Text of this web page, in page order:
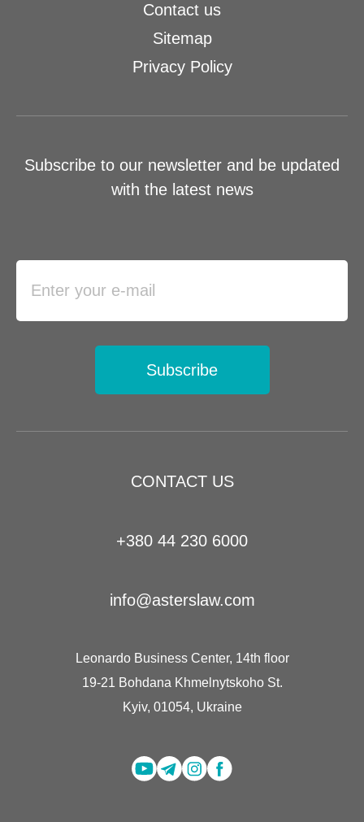
CONTACT US
+380 44 230 6000
info@asterslaw.com
Leonardo Business Center, 14th floor
19-21 Bohdana Khmelnytskoho St.
Kyiv, 01054, Ukraine
Contact us
Sitemap
Privacy Policy
Subscribe to our newsletter and be updated
with the latest news
Subscribe